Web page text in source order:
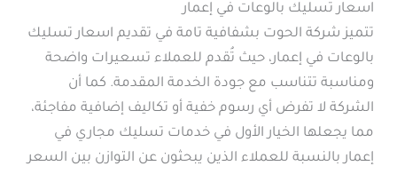
اسعار تسليك بالوعات في إعمار
تتميز شركة الحوت بشفافية تامة في تقديم اسعار تسليك
بالوعات في إعمار، حيث تُقدم للعملاء تسعيرات واضحة
ومناسبة تتناسب مع جودة الخدمة المقدمة. كما أن
الشركة لا تفرض أي رسوم خفية أو تكاليف إضافية مفاجئة،
مما يجعلها الخيار الأول في خدمات تسليك مجاري في
إعمار بالنسبة للعملاء الذين يبحثون عن التوازن بين السعر